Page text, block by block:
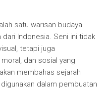
satu warisan budaya
Indonesia. Seni ini tidak
tetapi juga
dan sosial yang
membahas sejarah
dalam pembuatan